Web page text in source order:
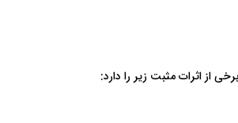
از اثرات مثبت زیر را دارد: